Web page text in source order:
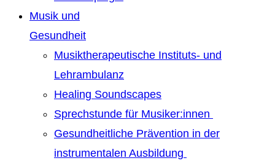
Musik und
Gesundheit
Musiktherapeutische Instituts- und
Lehrambulanz
Healing Soundscapes
Sprechstunde für Musiker:innen
Gesundheitliche Prävention in der
instrumentalen Ausbildung